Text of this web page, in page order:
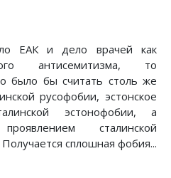
ЕАК и дело врачей как
антисемитизма, то
было бы считать столь же
русофобии, эстонское
эстонофобии, а
сталинской
сплошная фобия...